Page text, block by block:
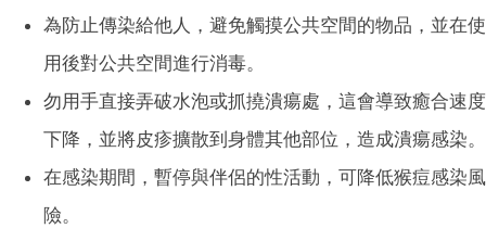
為防止傳染給他人，避免觸摸公共空間的物品，並在使
用後對公共空間進行消毒。
勿用手直接弄破水泡或抓撓潰瘍處，這會導致癒合速度
下降，並將皮疹擴散到身體其他部位，造成潰瘍感染。
在感染期間，暫停與伴侶的性活動，可降低猴痘感染風
險。